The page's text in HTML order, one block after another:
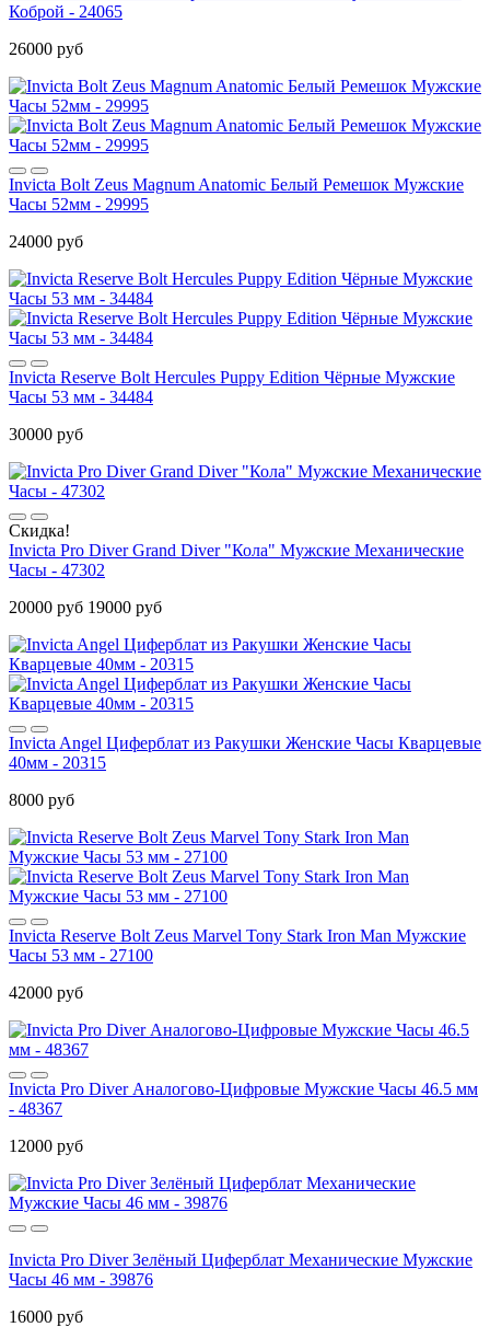
Коброй - 24065
26000 руб
Invicta Bolt Zeus Magnum Anatomic Белый Ремешок Мужские
Часы 52мм - 29995
24000 руб
Invicta Reserve Bolt Hercules Puppy Edition Чёрные Мужские
Часы 53 мм - 34484
30000 руб
Скидка!
Invicta Pro Diver Grand Diver "Кола" Мужские Механические
Часы - 47302
20000 руб 19000 руб
Invicta Angel Циферблат из Ракушки Женские Часы Кварцевые
40мм - 20315
8000 руб
Invicta Reserve Bolt Zeus Marvel Tony Stark Iron Man Мужские
Часы 53 мм - 27100
42000 руб
Invicta Pro Diver Аналогово-Цифровые Мужские Часы 46.5 мм
- 48367
12000 руб
Invicta Pro Diver Зелёный Циферблат Механические Мужские
Часы 46 мм - 39876
16000 руб